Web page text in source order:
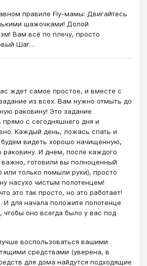
правиле Fly-мамы: Двигайтесь
шажочками! Долой
Вам всё по плечу, просто
Шаг…
ждет самое простое, и вместе с
из всех. Вам нужно отмыть до
раковину! Это задание
прямо с сегодняшнего дня и
Каждый день, ложась спать и
видеть хорошо начищенную,
И днем, после каждого
готовили вы полноценный
только помыли руки), просто
насухо чистым полотенцем!
это так просто, но это работает!
И для начала положите полотенце
чтобы оно всегда было у вас под
воспользоваться вашими
средствами (уверена, в
для дома найдутся подходящие